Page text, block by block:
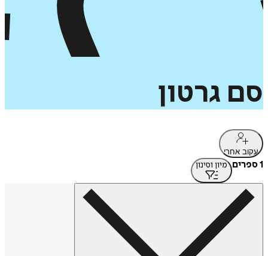
סם גרטון
עקוב אחרי
1 ספרים מיון וסינון